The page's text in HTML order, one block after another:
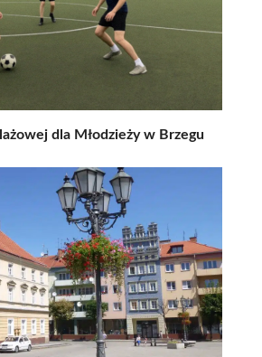
dla Młodzieży w Brzegu